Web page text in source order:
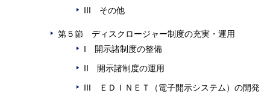
III その他
第５節 ディスクロージャー制度の充実・運用
I 開示諸制度の整備
II 開示諸制度の運用
III ＥＤＩＮＥＴ（電子開示システム）の開発